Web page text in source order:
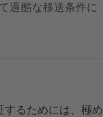
過酷な移送条件に
するためには、極め